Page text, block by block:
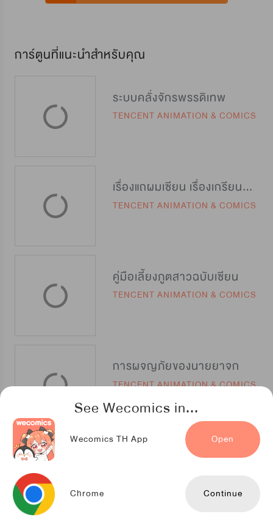
See Wecomics in...
Wecomics TH App Open
Chrome Continue
การ์ตูนที่แนะนำสำหรับคุณ
ระบบคลั่งจักรพรรดิเทพ
TENCENT ANIMATION & COMICS
เรื่องแถผมเซียน เรื่องเกรียนผมเทพ
TENCENT ANIMATION & COMICS
คู่มือเลี้ยงภูตสาวฉบับเซียน
TENCENT ANIMATION & COMICS
การผจญภัยของนายยาจก
TENCENT ANIMATION & COMICS
ฉันนี่แหละคือสุดยอดเพลเยอร์